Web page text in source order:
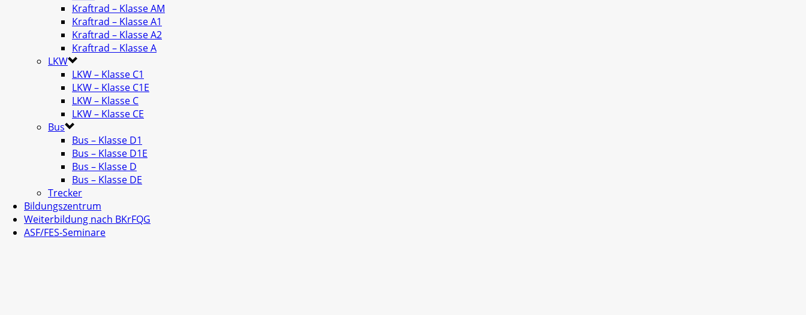
Kraftrad – Klasse AM
Kraftrad – Klasse A1
Kraftrad – Klasse A2
Kraftrad – Klasse A
LKW
LKW – Klasse C1
LKW – Klasse C1E
LKW – Klasse C
LKW – Klasse CE
Bus
Bus – Klasse D1
Bus – Klasse D1E
Bus – Klasse D
Bus – Klasse DE
Trecker
Bildungszentrum
Weiterbildung nach BKrFQG
ASF/FES-Seminare